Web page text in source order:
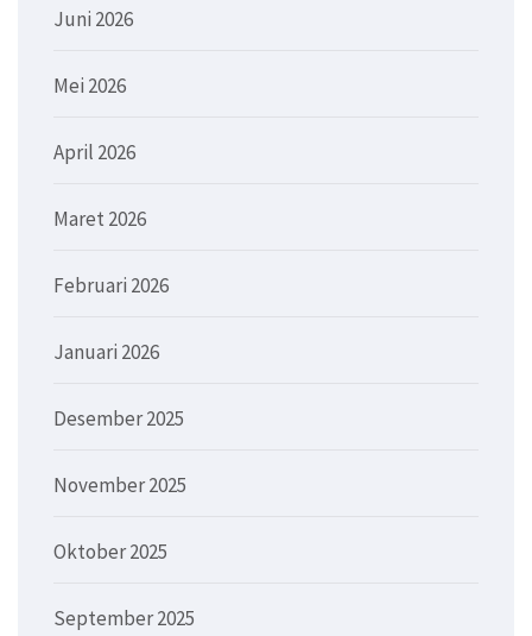
Juni 2026
Mei 2026
April 2026
Maret 2026
Februari 2026
Januari 2026
Desember 2025
November 2025
Oktober 2025
September 2025